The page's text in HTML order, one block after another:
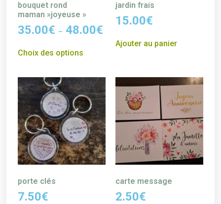
bouquet rond
maman »joyeuse »
35.00€ – 48.00€
Choix des options
jardin frais
15.00€
Ajouter au panier
porte clés
7.50€
carte message
2.50€